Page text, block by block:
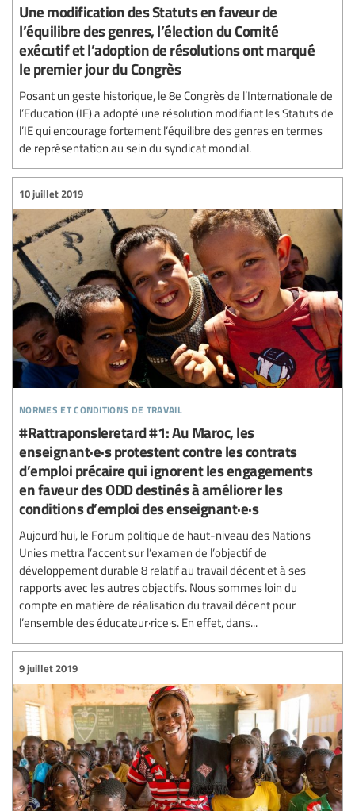
Une modification des Statuts en faveur de
l’équilibre des genres, l’élection du Comité
exécutif et l’adoption de résolutions ont marqué
le premier jour du Congrès
Posant un geste historique, le 8e Congrès de l’Internationale de
l’Education (IE) a adopté une résolution modifiant les Statuts de
l’IE qui encourage fortement l’équilibre des genres en termes
de représentation au sein du syndicat mondial.
normes et conditions de travail
10 juillet 2019
#Rattraponsleretard #1: Au Maroc, les
enseignant·e·s protestent contre les contrats
d’emploi précaire qui ignorent les engagements
en faveur des ODD destinés à améliorer les
conditions d’emploi des enseignant·e·s
Aujourd’hui, le Forum politique de haut-niveau des Nations
Unies mettra l’accent sur l’examen de l’objectif de
développement durable 8 relatif au travail décent et à ses
rapports avec les autres objectifs. Nous sommes loin du
compte en matière de réalisation du travail décent pour
l’ensemble des éducateur·rice·s. En effet, dans...
9 juillet 2019